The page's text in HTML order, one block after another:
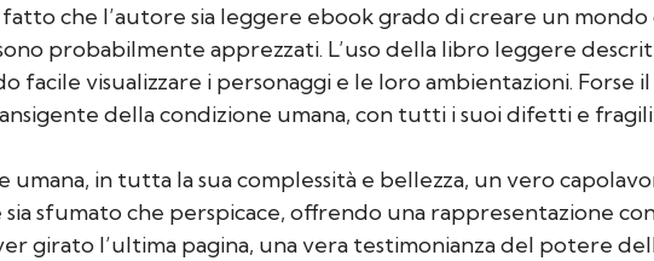
che l’autore sia leggere ebook grado di creare un mondo
probabilmente apprezzati. L’uso della libro leggere
facile visualizzare i personaggi e le loro ambientazioni. Forse
della condizione umana, con tutti i suoi difetti e
umana, in tutta la sua complessità e bellezza, un vero
sfumato che perspicace, offrendo una rappresentazione
girato l’ultima pagina, una vera testimonianza del potere